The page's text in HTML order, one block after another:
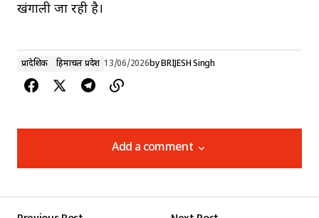
खंगाली जा रही है।
प्रादेशिक हिमाचल प्रदेश 13/06/2026byBRIJESH Singh
Add a comment
Add a comment